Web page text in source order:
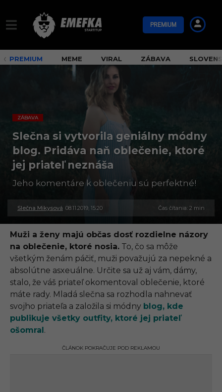
PREMIUM
PREMIUM MEME VIRAL ZÁBAVA
ZÁBAVA
Slečna si vytvorila geniálny módny
blog. Pridáva naň oblečenie, ktoré
jej priateľ neznáša
Jeho komentáre k oblečeniu sú perfektné!
Slečna Mikysová 08.11.2019, 15:20
3
.
0
.
2
2
1
1
5
5
Čas čítania: 2 min
Muži a ženy majú občas dosť rozdielne názory
na oblečenie, ktoré nosia. To, čo sa môže
všetkým ženám páčiť, muži považujú za nepekné a
absolútne asxeuálne. Určite sa už aj vám, dámy,
stalo, že váš priateľ okomentoval oblečenie, ktoré
máte rady. Mladá slečna sa rozhodla nahnevať
svojho priateľa a založila si módny blog, kde
publikuje všetky outfity, ktoré jej priateľ
ošomral.
ČLÁNOK POKRAČUJE POD REKLAMOU